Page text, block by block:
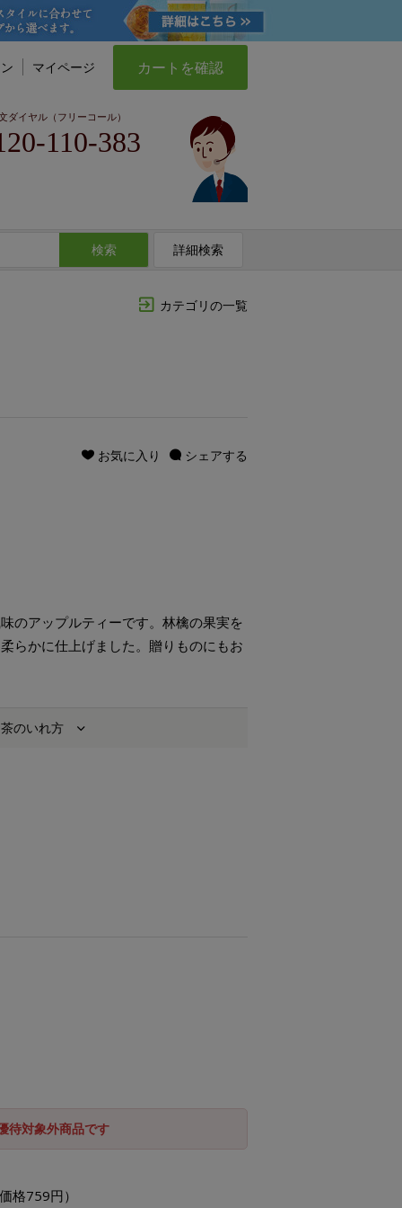
マイページ カートを確認
ダイヤル（フリーコール）
110-383
検索 詳細検索
カテゴリの一覧
シェアする
お気に入り
のアップルティーです。林檎の果実を
らかに仕上げました。贈りものにもお
のいれ方
待対象外商品です
格759円）